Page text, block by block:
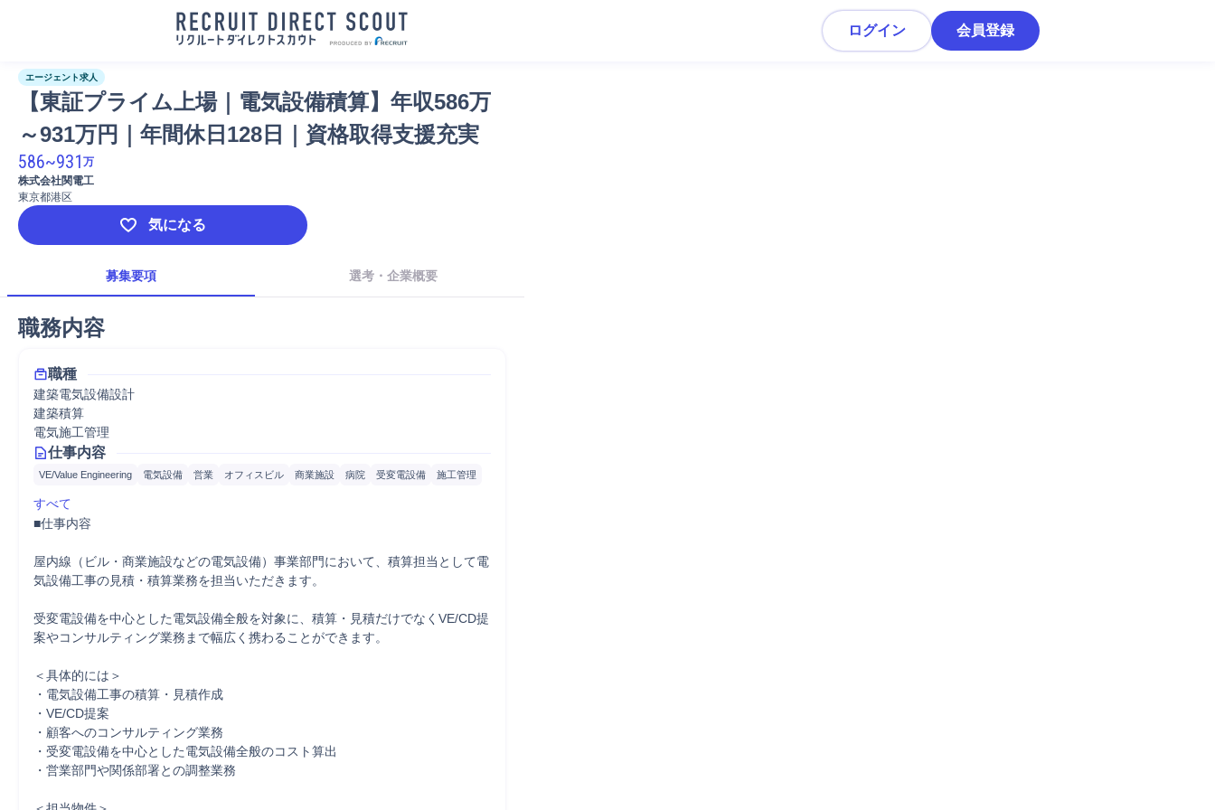
ログイン 会員登録
エージェント求人
【東証プライム上場｜電気設備積算】年収586万
～931万円｜年間休日128日｜資格取得支援充実
586~931 万
株式会社関電工
東京都港区
気になる
募集要項 選考・企業概要
職務内容
職種
建築電気設備設計
建築積算
電気施工管理
仕事内容
VE/Value Engineering 電気設備 営業 オフィスビル 商業施設 病院 受変電設備 施工管理
すべて
■仕事内容
屋内線（ビル・商業施設などの電気設備）事業部門において、積算担当として電
気設備工事の見積・積算業務を担当いただきます。
受変電設備を中心とした電気設備全般を対象に、積算・見積だけでなくVE/CD提
案やコンサルティング業務まで幅広く携わることができます。
＜具体的には＞
・電気設備工事の積算・見積作成
・VE/CD提案
・顧客へのコンサルティング業務
・受変電設備を中心とした電気設備全般のコスト算出
・営業部門や関係部署との調整業務